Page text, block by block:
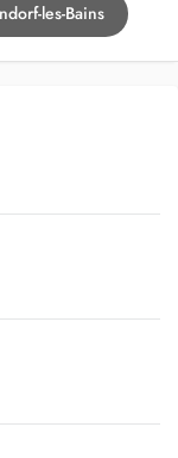
les-Bains